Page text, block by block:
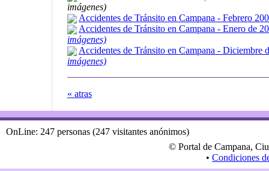
imágenes)
Accidentes de Tránsito en Campana - Febrero
Accidentes de Tránsito en Campana - Enero de
imágenes)
Accidentes de Tránsito en Campana - Diciembre
imágenes)
« atras
OnLine: 247 personas (247 visitantes anónimos)
© Portal de Campana,
• Condiciones